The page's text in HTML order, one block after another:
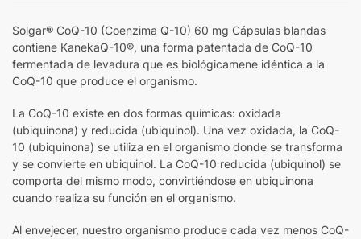
Solgar® CoQ-10 (Coenzima Q-10) 60 mg Cápsulas blandas
contiene KanekaQ-10®, una forma patentada de CoQ-10
fermentada de levadura que es biológicamene idéntica a la
CoQ-10 que produce el organismo.
La CoQ-10 existe en dos formas químicas: oxidada
(ubiquinona) y reducida (ubiquinol). Una vez oxidada, la CoQ-
10 (ubiquinona) se utiliza en el organismo donde se transforma
y se convierte en ubiquinol. La CoQ-10 reducida (ubiquinol) se
comporta del mismo modo, convirtiéndose en ubiquinona
cuando realiza su función en el organismo.
Al envejecer, nuestro organismo produce cada vez menos CoQ-